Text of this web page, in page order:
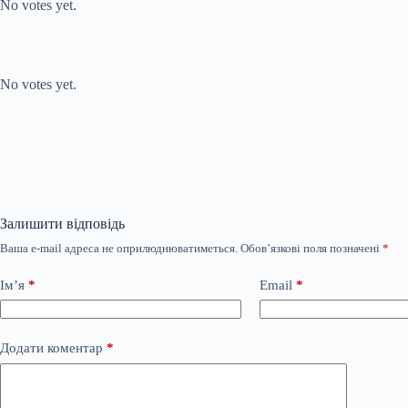
No votes yet.
No votes yet.
Залишити відповідь
Ваша e-mail адреса не оприлюднюватиметься. Обов’язкові поля позначені *
Ім’я * Email *
Додати коментар *